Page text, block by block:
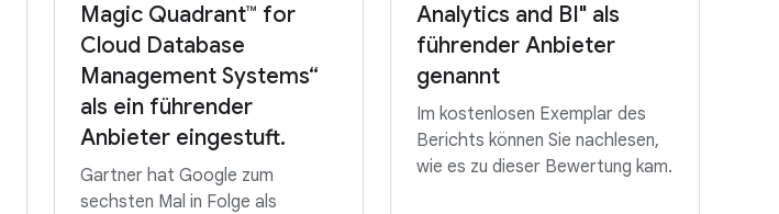
Magic Quadrant™ for
Cloud Database
Management Systems“
als ein führender
Anbieter eingestuft.
Gartner hat Google zum
sechsten Mal in Folge als
Analytics and BI" als
führender Anbieter
genannt
Im kostenlosen Exemplar des
Berichts können Sie nachlesen,
wie es zu dieser Bewertung kam.